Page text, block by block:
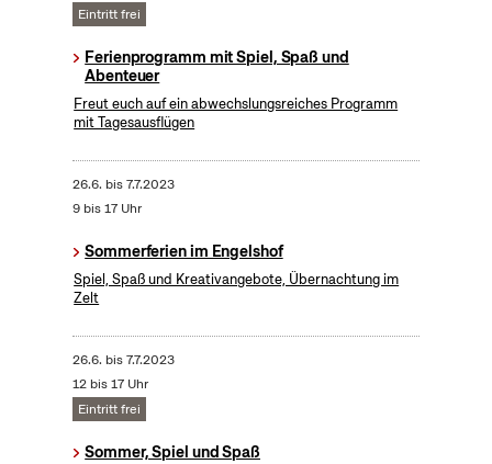
Eintritt frei
Ferienprogramm mit Spiel, Spaß und
Abenteuer
Freut euch auf ein abwechslungsreiches Programm
mit Tagesausflügen
26.6. bis7.7.2023
9 bis 17 Uhr
Sommerferien im Engelshof
Spiel, Spaß und Kreativangebote, Übernachtung im
Zelt
26.6. bis7.7.2023
12 bis 17 Uhr
Eintritt frei
Sommer, Spiel und Spaß